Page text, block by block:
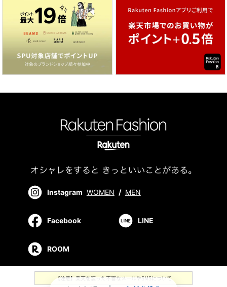
Instagram WOMEN / MEN
Facebook LINE
ROOM
【注意】楽天を装った不審なメールやSMSについて